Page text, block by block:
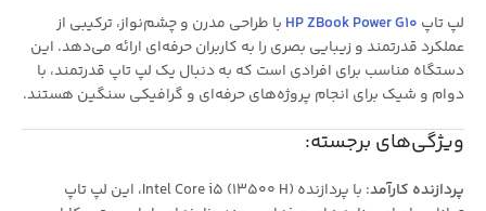
لپ تاپ HP ZBook Power G10 با طراحی مدرن و چشم‌نواز، ترکیبی از
عملکرد قدرتمند و زیبایی بصری را به کاربران حرفه‌ای ارائه می‌دهد. این
دستگاه مناسب برای افرادی است که به دنبال یک لپ تاپ قدرتمند، با
دوام و شیک برای انجام پروژه‌های حرفه‌ای و گرافیکی سنگین هستند.
ویژگی‌های برجسته:
پردازنده کارآمد
: با پردازنده Intel Core i5 (13500 H)، این لپ تاپ